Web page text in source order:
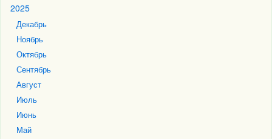
2025
Декабрь
Ноябрь
Октябрь
Сентябрь
Август
Июль
Июнь
Май